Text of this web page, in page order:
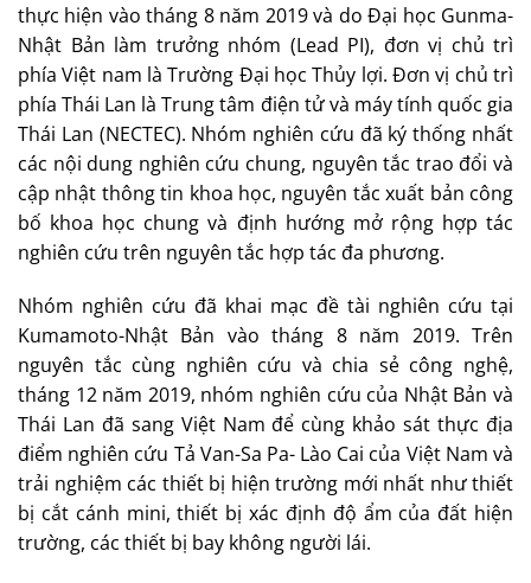
thực hiện vào tháng 8 năm 2019 và do Đại học Gunma-
Nhật Bản làm trưởng nhóm (Lead PI), đơn vị chủ trì
phía Việt nam là Trường Đại học Thủy lợi. Đơn vị chủ trì
phía Thái Lan là Trung tâm điện tử và máy tính quốc gia
Thái Lan (NECTEC). Nhóm nghiên cứu đã ký thống nhất
các nội dung nghiên cứu chung, nguyên tắc trao đổi và
cập nhật thông tin khoa học, nguyên tắc xuất bản công
bố khoa học chung và định hướng mở rộng hợp tác
nghiên cứu trên nguyên tắc hợp tác đa phương.
Nhóm nghiên cứu đã khai mạc đề tài nghiên cứu tại
Kumamoto-Nhật Bản vào tháng 8 năm 2019. Trên
nguyên tắc cùng nghiên cứu và chia sẻ công nghệ,
tháng 12 năm 2019, nhóm nghiên cứu của Nhật Bản và
Thái Lan đã sang Việt Nam để cùng khảo sát thực địa
điểm nghiên cứu Tả Van-Sa Pa- Lào Cai của Việt Nam và
trải nghiệm các thiết bị hiện trường mới nhất như thiết
bị cắt cánh mini, thiết bị xác định độ ẩm của đất hiện
trường, các thiết bị bay không người lái.